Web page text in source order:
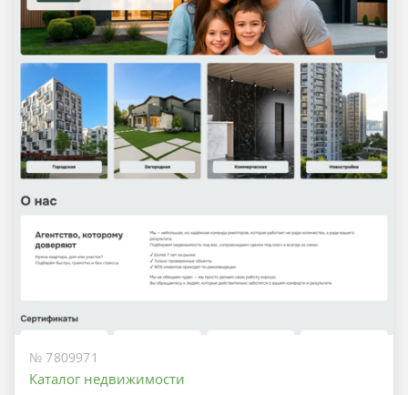
№ 7809971
Каталог недвижимости